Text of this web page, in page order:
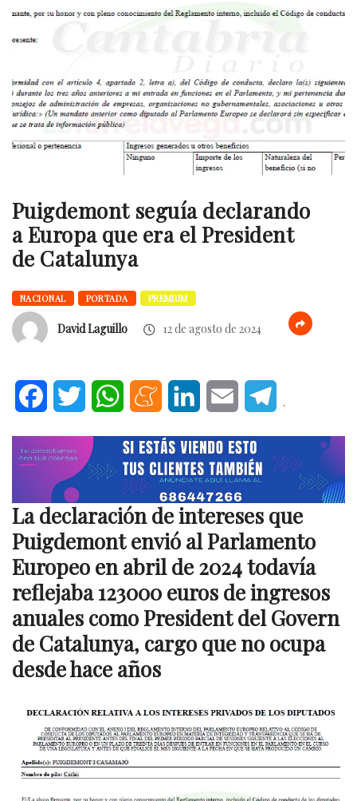
Puigdemont seguía declarando
a Europa que era el President
de Catalunya
NACIONAL PORTADA PREMIUM
David Laguillo 12 de agosto de 2024
FacebookTwitter WhatsAppMeneameLinkedInEmail .
La declaración de intereses que
Puigdemont envió al Parlamento
Europeo en abril de 2024 todavía
reflejaba 123000 euros de ingresos
anuales como President del Govern
de Catalunya, cargo que no ocupa
desde hace años